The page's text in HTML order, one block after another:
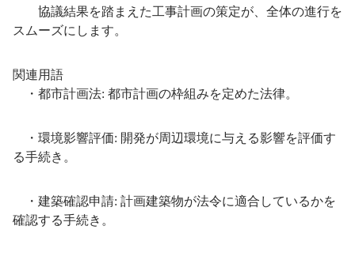
協議結果を踏まえた工事計画の策定が、全体の進行を
スムーズにします。
関連用語
・都市計画法: 都市計画の枠組みを定めた法律。
・環境影響評価: 開発が周辺環境に与える影響を評価す
る手続き。
・建築確認申請: 計画建築物が法令に適合しているかを
確認する手続き。